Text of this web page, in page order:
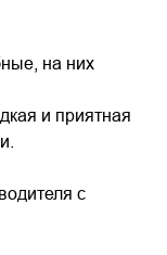
на них
и приятная
с